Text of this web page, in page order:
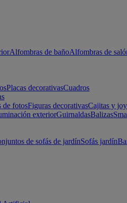
Alfombras de bañoAlfombras de
Placas decorativasCuadros
de fotosFiguras decorativasCajitas y
exteriorGuirnaldasBalizas
de sofás de jardínSofás jardín